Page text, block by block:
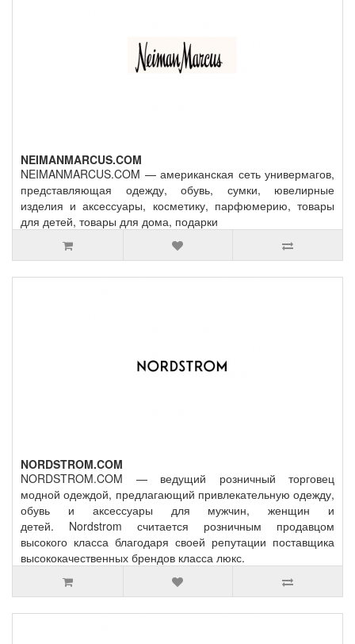
NEIMANMARCUS.COM
NEIMANMARCUS.COM — американская сеть универмагов,
представляющая одежду, обувь, сумки, ювелирные
изделия и аксессуары, косметику, парфюмерию, товары
для детей, товары для дома, подарки
NORDSTROM.COM
NORDSTROM.COM — ведущий розничный торговец
модной одеждой, предлагающий привлекательную одежду,
обувь и аксессуары для мужчин, женщин и
детей. Nordstrom считается розничным продавцом
высокого класса благодаря своей репутации поставщика
высококачественных брендов класса люкс.